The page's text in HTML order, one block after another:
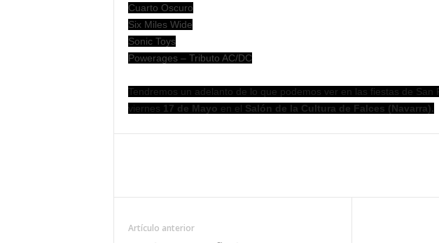
Cuarto Oscuro
Six Miles Wide
Sonic Toys
Powerages – Tributo AC/DC
Tendremos un adelanto de lo que podemos ver en las fiestas de San
viernes 17 de Mayo en el Salón de la Cultura de Falces (Navarra).
Artículo anterior